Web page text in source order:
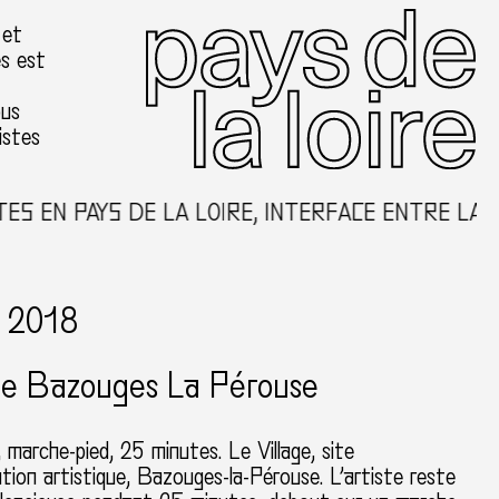
est
EN PAYS DE LA LOIRE, INTERFACE ENTRE LA
2018
Bazouges La Pérouse
marche-pied, 25 minutes. Le Village, site
artistique, Bazouges-la-Pérouse. L’artiste reste